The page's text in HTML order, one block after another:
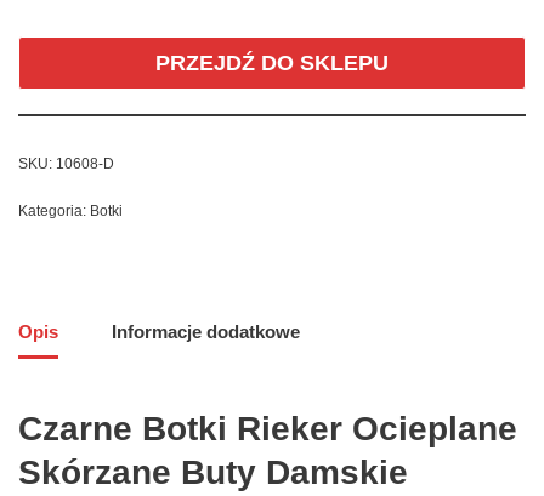
PRZEJDŹ DO SKLEPU
SKU: 10608-D
Kategoria: Botki
Opis Informacje dodatkowe
Czarne Botki Rieker Ocieplane
Skórzane Buty Damskie